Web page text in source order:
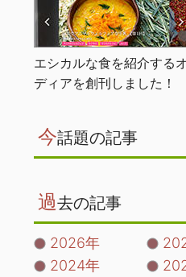
エシカルな食を紹介する
ディアを創刊しました！
今話題の記事
過去の記事
2026年
2024年